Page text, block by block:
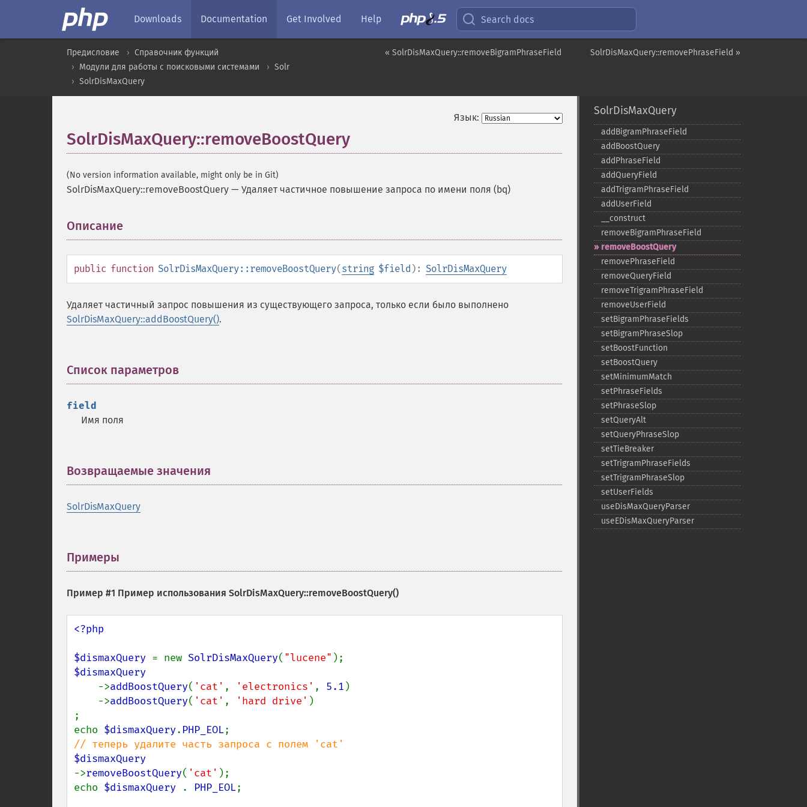
Downloads Documentation Get Involved Help Search docs
SolrDisMaxQuery::removePhraseField »
« SolrDisMaxQuery::removeBigramPhraseField
Предисловие
Справочник функций
Модули для работы с поисковыми системами
Solr
SolrDisMaxQuery
Язык:
SolrDisMaxQuery::removeBoostQuery
(No version information available, might only be in Git)
SolrDisMaxQuery::removeBoostQuery — Удаляет частичное повышение запроса по имени поля (bq)
Описание
public function SolrDisMaxQuery::removeBoostQuery(string $field ): SolrDisMaxQuery
Удаляет частичный запрос повышения из существующего запроса, только если было выполнено
SolrDisMaxQuery::addBoostQuery().
Список параметров
field
Имя поля
Возвращаемые значения
SolrDisMaxQuery
Примеры
Пример #1 Пример использования SolrDisMaxQuery::removeBoostQuery()
<?php
$dismaxQuery = new SolrDisMaxQuery( "lucene"
$dismaxQuery
->addBoostQuery( 'cat' , 'electronics' , 5.1 )
    ->
addBoostQuery( 'cat' , 'hard drive' )
;
echo $dismaxQuery. PHP_EOL
->removeBoostQuery( 'cat' );
echo $dismaxQuery . PHP_EOL;
SolrDisMaxQuery
addBigramPhraseField
addBoostQuery
addPhraseField
addQueryField
addTrigramPhraseField
addUserField
_​_​construct
removeBigramPhraseField
removeBoostQuery
removePhraseField
removeQueryField
removeTrigramPhraseField
removeUserField
setBigramPhraseFields
setBigramPhraseSlop
setBoostFunction
setBoostQuery
setMinimumMatch
setPhraseFields
setPhraseSlop
setQueryAlt
setQueryPhraseSlop
setTieBreaker
setTrigramPhraseFields
setTrigramPhraseSlop
setUserFields
useDisMaxQueryParser
useEDisMaxQueryParser